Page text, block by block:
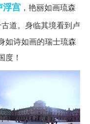
浮宫 ，艳丽如画琉森
道。身临其境看到卢
如诗如画的瑞士琉森
度！